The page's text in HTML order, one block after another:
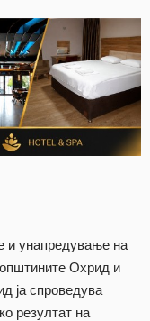
и унапредување на
општините Охрид и
ја спроведува
резултат на